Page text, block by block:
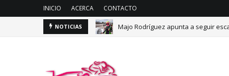
INICIO ACERCA CONTACTO
NOTICIAS Majo Rodríguez apunta a seguir